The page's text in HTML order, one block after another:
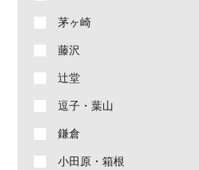
茅ヶ崎
藤沢
辻堂
逗子・葉山
鎌倉
小田原・箱根